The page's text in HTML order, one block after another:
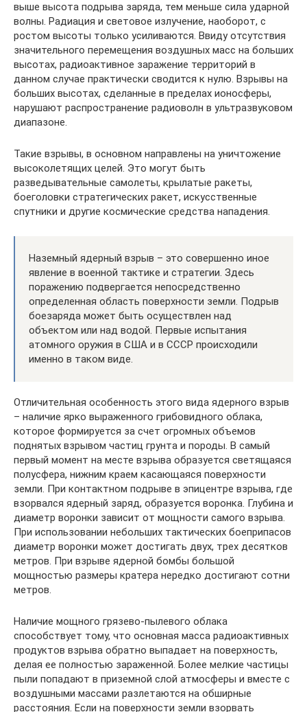
выше высота подрыва заряда, тем меньше сила ударной
волны. Радиация и световое излучение, наоборот, с
ростом высоты только усиливаются. Ввиду отсутствия
значительного перемещения воздушных масс на больших
высотах, радиоактивное заражение территорий в
данном случае практически сводится к нулю. Взрывы на
больших высотах, сделанные в пределах ионосферы,
нарушают распространение радиоволн в ультразвуковом
диапазоне.
Такие взрывы, в основном направлены на уничтожение
высоколетящих целей. Это могут быть
разведывательные самолеты, крылатые ракеты,
боеголовки стратегических ракет, искусственные
спутники и другие космические средства нападения.
Наземный ядерный взрыв – это совершенно иное
явление в военной тактике и стратегии. Здесь
поражению подвергается непосредственно
определенная область поверхности земли. Подрыв
боезаряда может быть осуществлен над
объектом или над водой. Первые испытания
атомного оружия в США и в СССР происходили
именно в таком виде.
Отличительная особенность этого вида ядерного взрыв
– наличие ярко выраженного грибовидного облака,
которое формируется за счет огромных объемов
поднятых взрывом частиц грунта и породы. В самый
первый момент на месте взрыва образуется светящаяся
полусфера, нижним краем касающаяся поверхности
земли. При контактном подрыве в эпицентре взрыва, где
взорвался ядерный заряд, образуется воронка. Глубина и
диаметр воронки зависит от мощности самого взрыва.
При использовании небольших тактических боеприпасов
диаметр воронки может достигать двух, трех десятков
метров. При взрыве ядерной бомбы большой
мощностью размеры кратера нередко достигают сотни
метров.
Наличие мощного грязево-пылевого облака
способствует тому, что основная масса радиоактивных
продуктов взрыва обратно выпадает на поверхность,
делая ее полностью зараженной. Более мелкие частицы
пыли попадают в приземной слой атмосферы и вместе с
воздушными массами разлетаются на обширные
расстояния. Если на поверхности земли взорвать